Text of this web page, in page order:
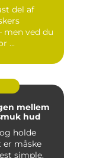
del af
men ved du
...
mellem
hud
holde
er måske
simple,